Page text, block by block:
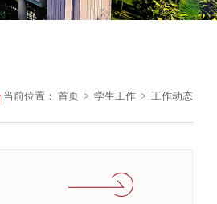
当前位置： 首页 > 学生工作 > 工作动态